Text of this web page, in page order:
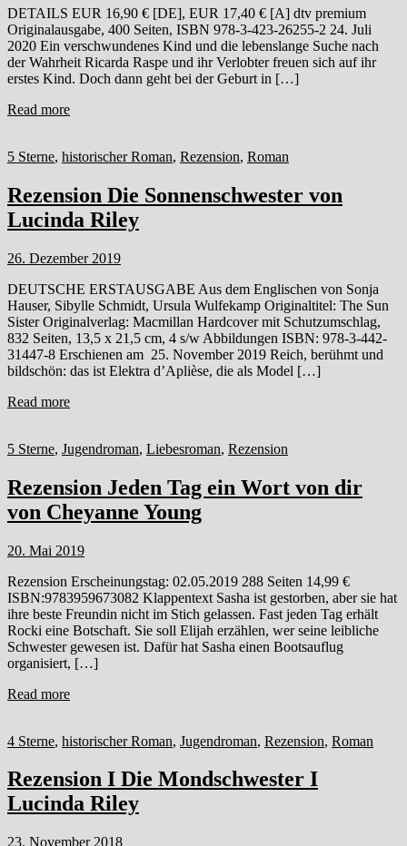
DETAILS EUR 16,90 € [DE], EUR 17,40 € [A] dtv premium
Originalausgabe, 400 Seiten, ISBN 978-3-423-26255-2 24. Juli
2020 Ein verschwundenes Kind und die lebenslange Suche nach
der Wahrheit Ricarda Raspe und ihr Verlobter freuen sich auf ihr
erstes Kind. Doch dann geht bei der Geburt in […]
Read more
5 Sterne, historischer Roman, Rezension, Roman
Rezension Die Sonnenschwester von
Lucinda Riley
26. Dezember 2019
DEUTSCHE ERSTAUSGABE Aus dem Englischen von Sonja
Hauser, Sibylle Schmidt, Ursula Wulfekamp Originaltitel: The Sun
Sister Originalverlag: Macmillan Hardcover mit Schutzumschlag,
832 Seiten, 13,5 x 21,5 cm, 4 s/w Abbildungen ISBN: 978-3-442-
31447-8 Erschienen am 25. November 2019 Reich, berühmt und
bildschön: das ist Elektra d’Aplièse, die als Model […]
Read more
5 Sterne, Jugendroman, Liebesroman, Rezension
Rezension Jeden Tag ein Wort von dir
von Cheyanne Young
20. Mai 2019
Rezension Erscheinungstag: 02.05.2019 288 Seiten 14,99 €
ISBN:9783959673082 Klappentext Sasha ist gestorben, aber sie hat
ihre beste Freundin nicht im Stich gelassen. Fast jeden Tag erhält
Rocki eine Botschaft. Sie soll Elijah erzählen, wer seine leibliche
Schwester gewesen ist. Dafür hat Sasha einen Bootsauflug
organisiert, […]
Read more
4 Sterne, historischer Roman, Jugendroman, Rezension, Roman
Rezension Ι Die Mondschwester Ι
Lucinda Riley
23. November 2018